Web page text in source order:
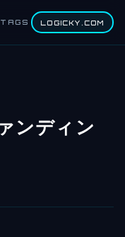
TAGS LOGICKY.COM
ンディン